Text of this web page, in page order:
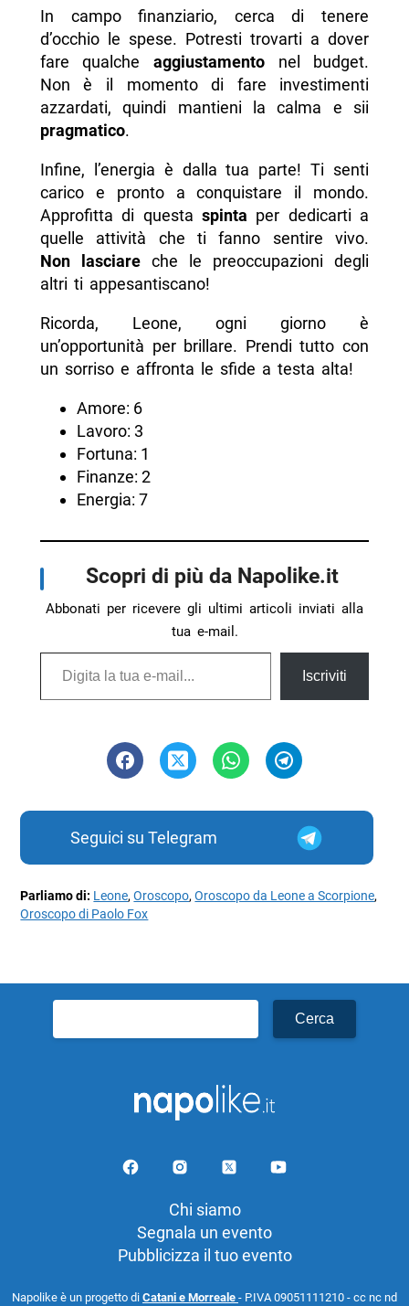
In campo finanziario, cerca di tenere
d’occhio le spese. Potresti trovarti a dover
fare qualche aggiustamento nel budget.
Non è il momento di fare investimenti
azzardati, quindi mantieni la calma e sii
pragmatico.
Infine, l’energia è dalla tua parte! Ti senti
carico e pronto a conquistare il mondo.
Approfitta di questa spinta per dedicarti a
quelle attività che ti fanno sentire vivo.
Non lasciareche le preoccupazioni degli
altri ti appesantiscano!
Ricorda, Leone, ogni giorno è
un’opportunità per brillare. Prendi tutto con
un sorriso e affronta le sfide a testa alta!
Amore: 6
Lavoro: 3
Fortuna: 1
Finanze: 2
Energia: 7
Scopri di più da Napolike.it
Abbonati per ricevere gli ultimi articoli inviati alla
tua e-mail.
Digita la tua e-mail...
Iscriviti
Seguici su Telegram
Parliamo di: Leone,Oroscopo,Oroscopo da Leone a Scorpione,
Oroscopo di Paolo Fox
per:
Chi siamo
Segnala un evento
Pubblicizza il tuo evento
Napolike è un progetto di Catani e Morreale - P.IVA 09051111210 - cc nc nd